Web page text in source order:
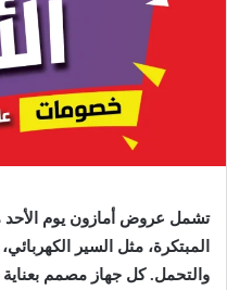
تشمل عروض أمازون يوم
المبتكرة، مثل السير
والتحمل. كل جهاز مصمم بعناية